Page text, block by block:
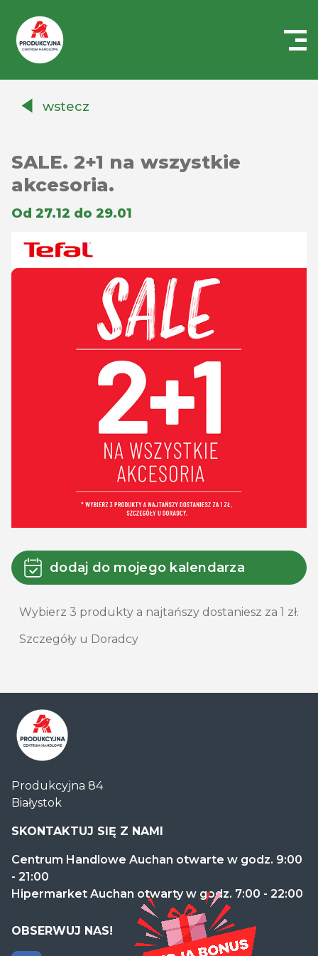
Auchanwstecz
SALE. 2+1 na wszystkie
akcesoria.
Od 27.12 do 29.01
dodaj do mojego kalendarza
Wybierz 3 produkty a najtańszy dostaniesz za 1 zł.
Szczegóły u Doradcy
Handlowe
Auchan
Produkcyjna
Produkcyjna 84
Białystok
SKONTAKTUJ SIĘ Z NAMI
Centrum Handlowe Auchan otwarte w godz. 9:00
- 21:00
Hipermarket Auchan otwarty w godz. 7:00 - 22:00
OBSERWUJ NAS!